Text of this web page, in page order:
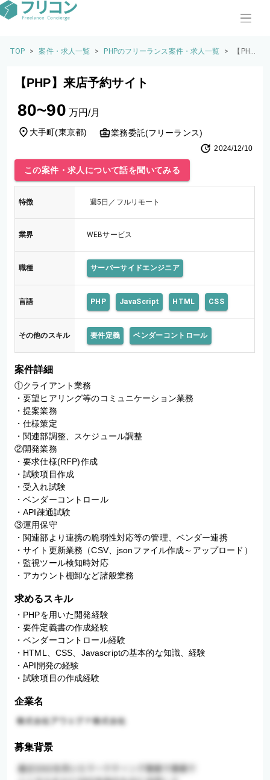
TOP > 案件・求人一覧 > PHPのフリーランス案件・求人一覧 >
【PH
【PHP】来店予約サイト
80~90 万円/月
大手町(東京都) 業務委託(フリーランス)
2024/12/10
この案件・求人について話を聞いてみる
特徴 週5日／フルリモート
業界 WEBサービス
職種 サーバーサイドエンジニア
言語 PHP JavaScript HTML CSS
その他のスキル 要件定義 ベンダーコントロール
案件詳細
①クライアント業務
・要望ヒアリング等のコミュニケーション業務
・提案業務
・仕様策定
・関連部調整、スケジュール調整
②開発業務
・要求仕様(RFP)作成
・試験項目作成
・受入れ試験
・ベンダーコントロール
・API疎通試験
③運用保守
・関連部より連携の脆弱性対応等の管理、ベンダー連携
・サイト更新業務（CSV、jsonファイル作成～アップロード）
・監視ツール検知時対応
・アカウント棚卸など諸般業務
求めるスキル
・PHPを用いた開発経験
・要件定義書の作成経験
・ベンダーコントロール経験
・HTML、CSS、Javascriptの基本的な知識、経験
・API開発の経験
・試験項目の作成経験
企業名
募集背景